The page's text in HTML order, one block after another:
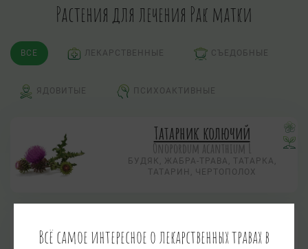
Растения для лечения Рак матки
ВСЕ ЛЕКАРСТВЕННЫЕ СЪЕДОБНЫЕ
ЯДОВИТЫЕ ПСИХОАКТИВНЫЕ
Татарник колючий
Onopordum acanthium L
БУДЯК, ЖАБРА-ТРАВА, ТАТАРКА,
ТАТАРИН, ЧЕРТОПОЛОХ
Rumex confertus Willd.
Всё самое интересное о лекарственных травах в